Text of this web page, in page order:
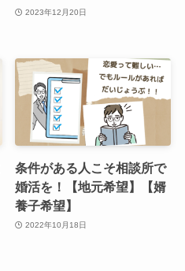
2023年12月20日
条件がある人こそ相談所で
婚活を！【地元希望】【婿
養子希望】
2022年10月18日